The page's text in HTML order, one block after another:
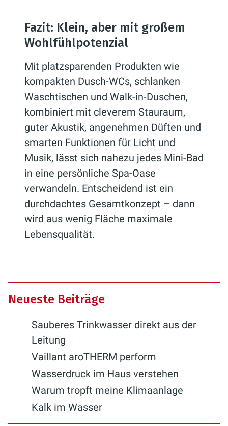
Fazit: Klein, aber mit großem
Wohlfühlpotenzial
Mit platzsparenden Produkten wie
kompakten Dusch-WCs, schlanken
Waschtischen und Walk-in-Duschen,
kombiniert mit cleverem Stauraum,
guter Akustik, angenehmen Düften und
smarten Funktionen für Licht und
Musik, lässt sich nahezu jedes Mini-Bad
in eine persönliche Spa-Oase
verwandeln. Entscheidend ist ein
durchdachtes Gesamtkonzept – dann
wird aus wenig Fläche maximale
Lebensqualität.
Neueste Beiträge
Sauberes Trinkwasser direkt aus der
Leitung
Vaillant aroTHERM perform
Wasserdruck im Haus verstehen
Warum tropft meine Klimaanlage
Kalk im Wasser